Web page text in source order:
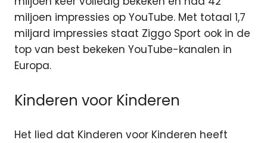
miljoen impressies op YouTube. Met totaal 1,7
miljard impressies staat Ziggo Sport ook in de
top van best bekeken YouTube-kanalen in
Europa.
Kinderen voor Kinderen
Het lied dat Kinderen voor Kinderen heeft